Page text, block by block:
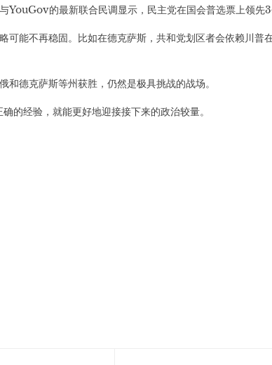
的最新联合民调显示，民主党在国会普选票上领先
可能不再稳固。比如在德克萨斯，共和党划区者会依赖川
德克萨斯等州获胜，仍然是极具挑战的战场。
的经验，就能更好地迎接接下来的政治较量。